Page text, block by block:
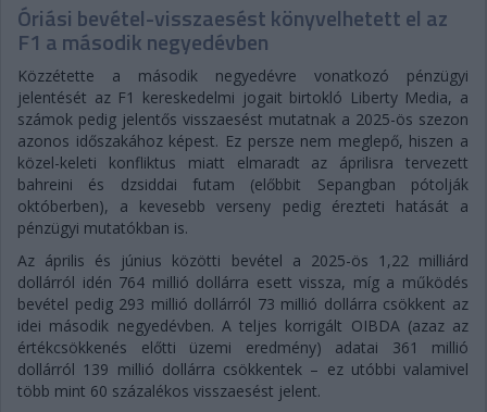
Óriási bevétel-visszaesést könyvelhetett el az
F1 a második negyedévben
Közzétette a második negyedévre vonatkozó pénzügyi
jelentését az F1 kereskedelmi jogait birtokló Liberty Media, a
számok pedig jelentős visszaesést mutatnak a 2025-ös szezon
azonos időszakához képest. Ez persze nem meglepő, hiszen a
közel-keleti konfliktus miatt elmaradt az áprilisra tervezett
bahreini és dzsiddai futam (előbbit Sepangban pótolják
októberben), a kevesebb verseny pedig érezteti hatását a
pénzügyi mutatókban is.
Az április és június közötti bevétel a 2025-ös 1,22 milliárd
dollárról idén 764 millió dollárra esett vissza, míg a működés
bevétel pedig 293 millió dollárról 73 millió dollárra csökkent az
idei második negyedévben. A teljes korrigált OIBDA (azaz az
értékcsökkenés előtti üzemi eredmény) adatai 361 millió
dollárról 139 millió dollárra csökkentek – ez utóbbi valamivel
több mint 60 százalékos visszaesést jelent.